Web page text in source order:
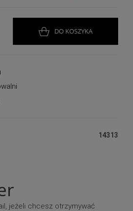
DO KOSZYKA
14313
jeżeli chcesz otrzymywać